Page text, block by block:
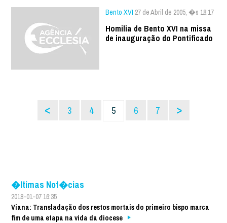
Bento XVI 27 de Abril de 2005, �s 18:17
Homilia de Bento XVI na missa
de inauguração do Pontificado
< 3 4 5 6 7 >
�ltimas Not�cias
2018-01-07 16:35
Viana: Transladação dos restos mortais do primeiro bispo marca
fim de uma etapa na vida da diocese